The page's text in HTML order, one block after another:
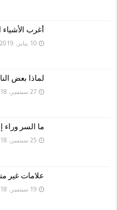
أغرب الأشياء
10 يناير، 2019
لماذا بعض
27 سبتمبر، 2018
ما السر
25 سبتمبر، 2018
علامات غير
19 سبتمبر، 2018